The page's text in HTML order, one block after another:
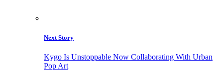
Next Story
Kygo Is Unstoppable Now Collaborating With Urban
Pop Art